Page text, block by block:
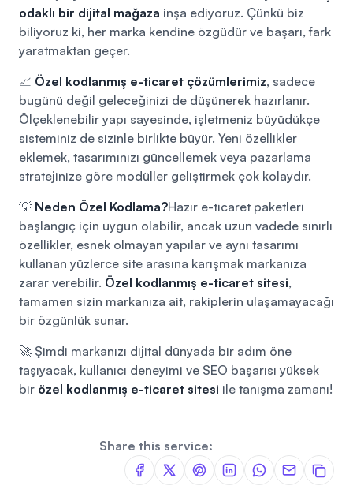
odaklı bir dijital mağaza inşa ediyoruz. Çünkü biz
biliyoruz ki, her marka kendine özgüdür ve başarı, fark
yaratmaktan geçer.
📈 Özel kodlanmış e-ticaret çözümlerimiz, sadece
bugünü değil geleceğinizi de düşünerek hazırlanır.
Ölçeklenebilir yapı sayesinde, işletmeniz büyüdükçe
sisteminiz de sizinle birlikte büyür. Yeni özellikler
eklemek, tasarımınızı güncellemek veya pazarlama
stratejinize göre modüller geliştirmek çok kolaydır.
💡 Neden Özel Kodlama?Hazır e-ticaret paketleri
başlangıç için uygun olabilir, ancak uzun vadede sınırlı
özellikler, esnek olmayan yapılar ve aynı tasarımı
kullanan yüzlerce site arasına karışmak markanıza
zarar verebilir. Özel kodlanmış e-ticaret sitesi,
tamamen sizin markanıza ait, rakiplerin ulaşamayacağı
bir özgünlük sunar.
🚀 Şimdi markanızı dijital dünyada bir adım öne
taşıyacak, kullanıcı deneyimi ve SEO başarısı yüksek
bir özel kodlanmış e-ticaret sitesi ile tanışma zamanı!
Share this service: